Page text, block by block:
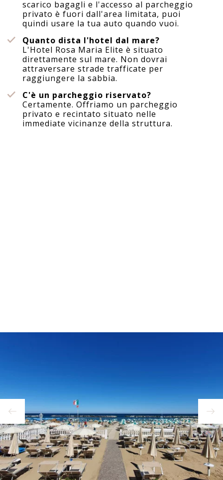
scarico bagagli e l'accesso al parcheggio
privato è fuori dall'area limitata, puoi
quindi usare la tua auto quando vuoi.
Quanto dista l'hotel dal mare?
L'Hotel Rosa Maria Elite è situato
direttamente sul mare. Non dovrai
attraversare strade trafficate per
raggiungere la sabbia.
C'è un parcheggio riservato?
Certamente. Offriamo un parcheggio
privato e recintato situato nelle
immediate vicinanze della struttura.